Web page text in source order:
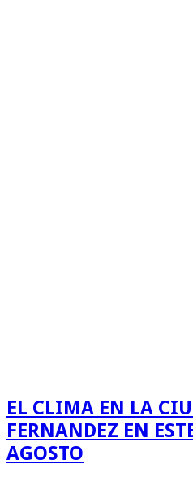
EL CLIMA EN LA
FERNANDEZ EN
AGOSTO